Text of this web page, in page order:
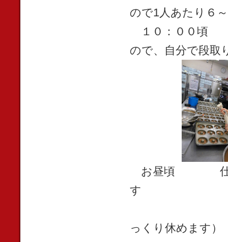
ので1人あたり６
１０：００頃
ので、自分で段取
お昼頃 仕事の
す
っくり休めます）